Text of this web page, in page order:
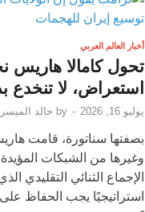
أخبار العالم العربي
تحول كامالا
استعراض، لا تنخدع
يوليو 16, 2026 -
by خالد
بصفتها سناتورة، قامت
وغيرها من الشبكات
الإجماع الثنائي التقليدي
استراتيجيًا يجب الحفاظ